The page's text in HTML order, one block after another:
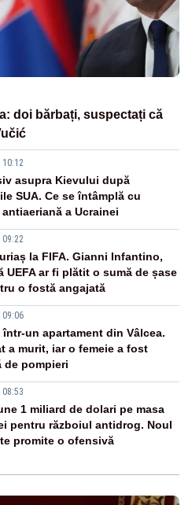
doi bărbați, suspectați că
10:12
asupra Kievului după
SUA. Ce se întâmplă cu
antiaeriană a Ucrainei
09:22
la FIFA. Gianni Infantino,
UEFA ar fi plătit o sumă de șase
o fostă angajată
09:06
un apartament din Vâlcea.
a murit, iar o femeie a fost
de pompieri
08:53
1 miliard de dolari pe masa
pentru războiul antidrog. Noul
promite o ofensivă